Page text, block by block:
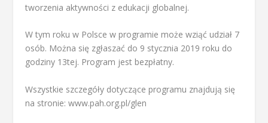
tworzenia aktywności z edukacji globalnej.
W tym roku w Polsce w programie może wziąć udział 7
osób. Można się zgłaszać do 9 stycznia 2019 roku do
godziny 13tej. Program jest bezpłatny.
Wszystkie szczegóły dotyczące programu znajdują się
na stronie: www.pah.org.pl/glen